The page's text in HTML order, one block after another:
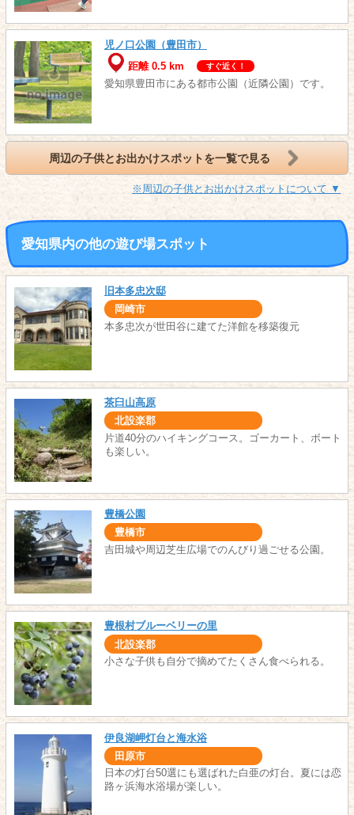
児ノ口公園（豊田市）
距離 0.5 km
すぐ近く！
愛知県豊田市にある都市公園（近隣公園）です。
周辺の子供とお出かけスポットを一覧で見る
※周辺の子供とお出かけスポットについて ▼
愛知県内の他の遊び場スポット
旧本多忠次邸
岡崎市
本多忠次が世田谷に建てた洋館を移築復元
茶臼山高原
北設楽郡
片道40分のハイキングコース。ゴーカート、ボート
も楽しい。
豊橋公園
豊橋市
吉田城や周辺芝生広場でのんびり過ごせる公園。
豊根村ブルーベリーの里
北設楽郡
小さな子供も自分で摘めてたくさん食べられる。
伊良湖岬灯台と海水浴
田原市
日本の灯台50選にも選ばれた白亜の灯台。夏には恋
路ヶ浜海水浴場が楽しい。